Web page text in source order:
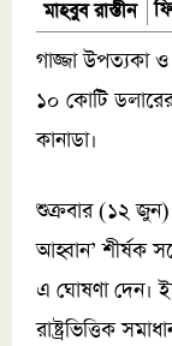
মাহবুব রাস্তীন
গাজ্জা উপত্যকা ও
১০ কোটি
কানাডা।
শুক্রবার (১২ জুন)
আহ্বান’ শীর্ষক
এ ঘোষণা দেন।
রাষ্ট্রভিত্তিক